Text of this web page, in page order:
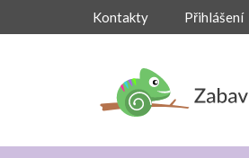
Kontakty Přihlášení